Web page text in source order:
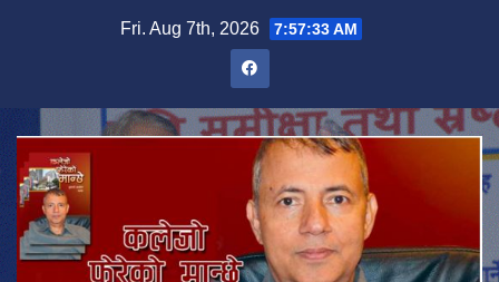
Fri. Aug 7th, 2026 7:57:34 AM